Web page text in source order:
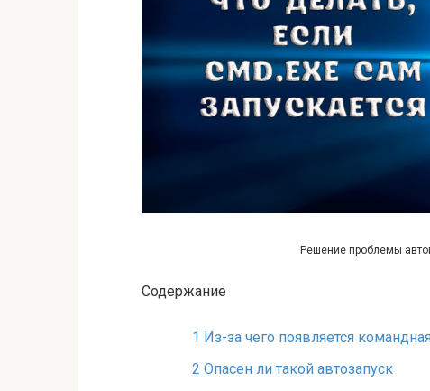
Решение проблемы
Содержание
1 Из-за чего появляется
2 Опасен ли такой автозапуск